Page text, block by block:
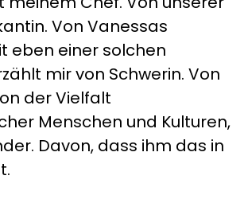
Von Vanessas
eben einer solchen
mir von Schwerin. Von
der Vielfalt
Menschen und Kulturen,
Davon, dass ihm das in